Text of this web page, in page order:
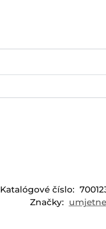
Katalógové číslo:
Značky: